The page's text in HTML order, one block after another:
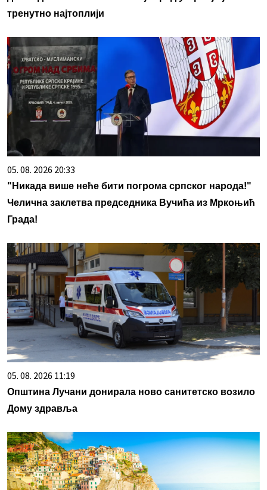
тренутно најтоплији
05. 08. 2026 20:33
"Никада више неће бити погрома српског народа!"
Челична заклетва председника Вучића из Мркоњић
Града!
05. 08. 2026 11:19
Општина Лучани донирала ново санитетско возило
Дому здравља